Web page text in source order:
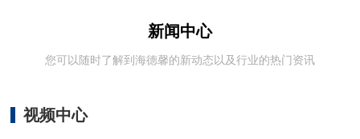
新闻中心
您可以随时了解到海德馨的新动态以及行业的热门资讯
视频中心